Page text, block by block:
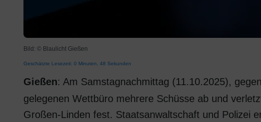
Bild: © Blaulicht Gießen
Geschätzte Lesezeit: 0 Minuten, 48 Sekunden
Gießen: Am Samstagnachmittag (11.10.2025),
gelegenen Wettbüro mehrere Schüsse ab und
Großen-Linden fest. Staatsanwaltschaft und Polizei